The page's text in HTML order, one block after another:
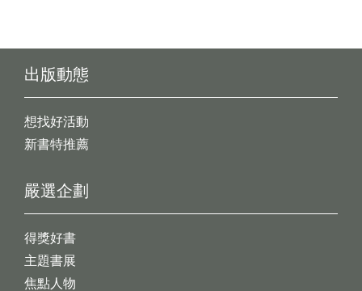
出版動態
想找好活動
新書特推薦
嚴選企劃
得獎好書
主題書展
焦點人物